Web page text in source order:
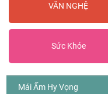
VĂN NGHỆ
Sức Khỏe
Mái Ấm Hy Vọng